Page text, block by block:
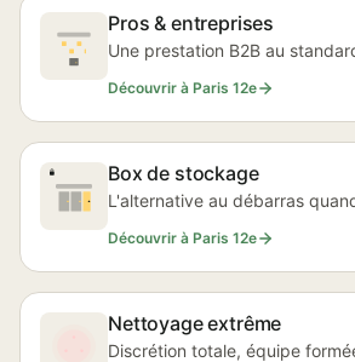
Pros & entreprises
Une prestation B2B au
Découvrir à Paris 12e
Box de stockage
L'alternative au débarras
Découvrir à Paris 12e
Nettoyage extrême
Discrétion totale, équipe